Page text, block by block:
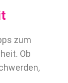
zum
Ob